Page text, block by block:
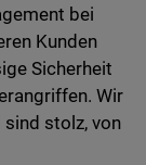
bei
Kunden
Sicherheit
Wir
sind stolz, von